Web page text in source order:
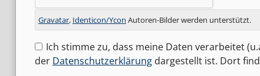
Gravatar, Identicon/Ycon Autoren-Bilder werden unterstützt.
Ich stimme zu, dass meine Daten verarbeitet
der Datenschutzerklärungdargestellt ist. Dort